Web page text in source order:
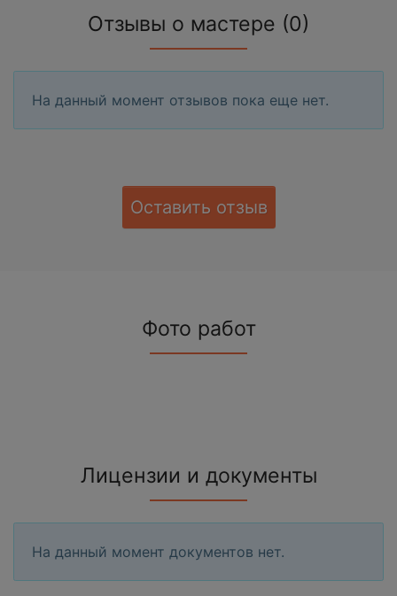
Отзывы о мастере (0)
На данный момент отзывов пока еще нет.
Оставить отзыв
Фото работ
Лицензии и документы
На данный момент документов нет.